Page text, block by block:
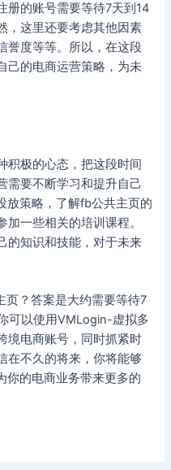
册的账号需要等待7天到14
，这里还要考虑其他因素
誉度等等。所以，在这段
己的电商运营策略，为未
积极的心态，把这段时间
需要不断学习和提升自己
放策略，了解fb公共主页的
一些相关的培训课程。
的知识和技能，对于未来
？答案是大约需要等待7
可以使用VMLogin-虚拟多
境电商账号，同时抓紧时
在不久的将来，你将能够
你的电商业务带来更多的